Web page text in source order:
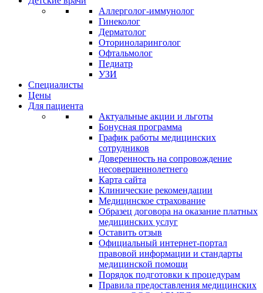
Аллерголог-иммунолог
Гинеколог
Дерматолог
Оториноларинголог
Офтальмолог
Педиатр
УЗИ
Специалисты
Цены
Для пациента
Актуальные акции и льготы
Бонусная программа
График работы медицинских
сотрудников
Доверенность на сопровождение
несовершеннолетнего
Карта сайта
Клинические рекомендации
Медицинское страхование
Образец договора на оказание платных
медицинских услуг
Оставить отзыв
Официальный интернет-портал
правовой информации и стандарты
медицинской помощи
Порядок подготовки к процедурам
Правила предоставления медицинских